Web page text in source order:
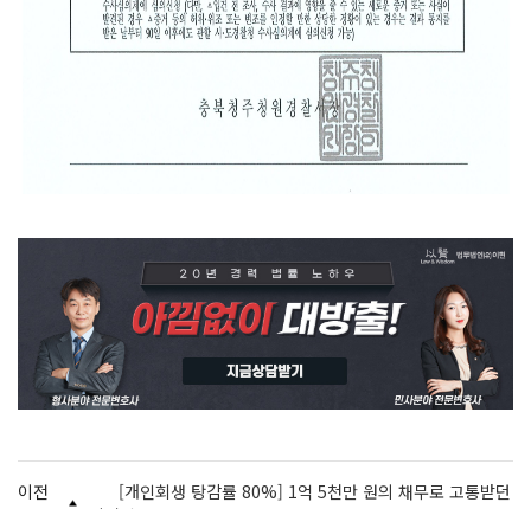
이전
[개인회생 탕감률 80%] 1억 5천만 원의 채무로 고통받던